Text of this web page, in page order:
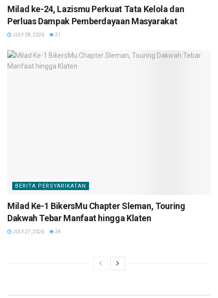
Milad ke-24, Lazismu Perkuat Tata Kelola dan
Perluas Dampak Pemberdayaan Masyarakat
JULY 28, 2026 21
BERITA PERSYARIKATAN
Milad Ke-1 BikersMu Chapter Sleman, Touring
Dakwah Tebar Manfaat hingga Klaten
JULY 27, 2026 34